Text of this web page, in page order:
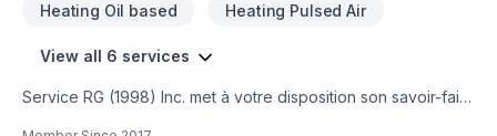
Heating Oil based Heating Pulsed Air
View all 6 services
Service RG (1998) Inc. met à votre disposition son savoir-faire